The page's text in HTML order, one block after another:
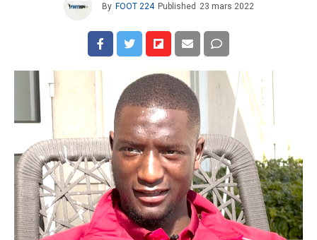
By FOOT 224 Published 23 mars 2022